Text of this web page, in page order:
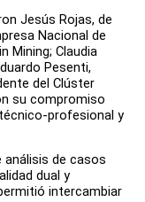
Jesús Rojas, de
Nacional de
Mining; Claudia
Pesenti,
del Clúster
su compromiso
profesional y
análisis de casos
dual y
intercambiar